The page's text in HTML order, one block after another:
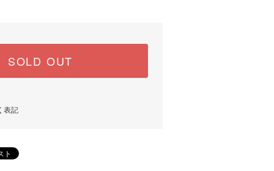
SOLD OUT
表記